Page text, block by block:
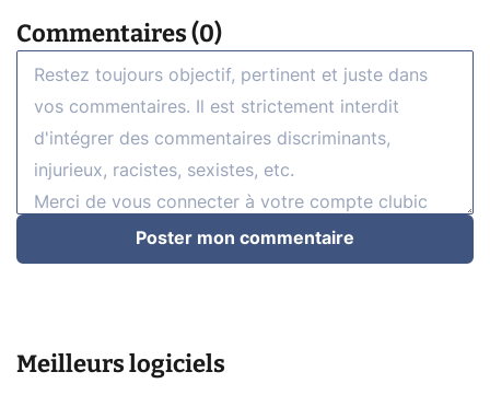
Commentaires (0)
Poster mon commentaire
Meilleurs logiciels